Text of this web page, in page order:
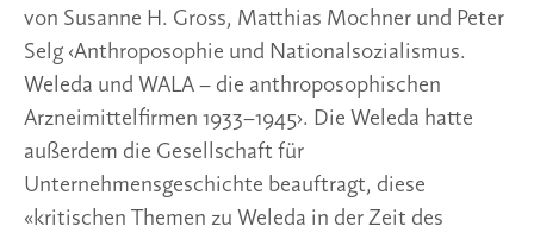
von Susanne H. Gross, Matthias Mochner und Peter
Selg ‹Anthroposophie und Nationalsozialismus.
Weleda und WALA – die anthroposophischen
Arzneimittelfirmen 1933–1945›. Die Weleda hatte
außerdem die Gesellschaft für
Unternehmensgeschichte beauftragt, diese
«kritischen Themen zu Weleda in der Zeit des